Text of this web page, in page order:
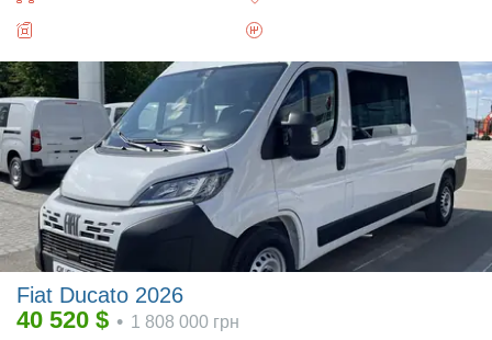
Fiat Ducato 2026
40 520 $ • 1 808 000 грн